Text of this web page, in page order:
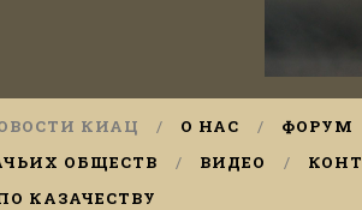
КИАЦ О НАС ФОРУМ
ОБЩЕСТВ
ВИДЕО
КАЗАЧЕСТВУ